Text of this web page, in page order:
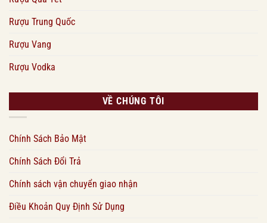
Rượu Trung Quốc
Rượu Vang
Rượu Vodka
VỀ CHÚNG TÔI
Chính Sách Bảo Mật
Chính Sách Đổi Trả
Chính sách vận chuyển giao nhận
Điều Khoản Quy Định Sử Dụng